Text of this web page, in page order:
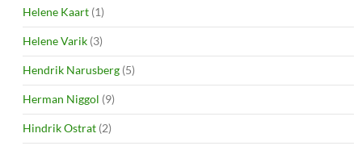
Helene Kaart (1)
Helene Varik (3)
Hendrik Narusberg (5)
Herman Niggol (9)
Hindrik Ostrat (2)